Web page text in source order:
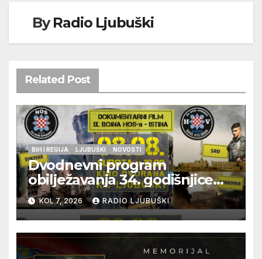
ByRadio Ljubuški
Related Post
BIH I REGIJA LJUBUŠKI NOVOSTI
Dvodnevni program
obilježavanja 34. godišnjice
pogibije generala Blaža
Kraljevića i osmorice
pripadnika HOS-a
KOL 7, 2026 RADIO LJUBUŠKI